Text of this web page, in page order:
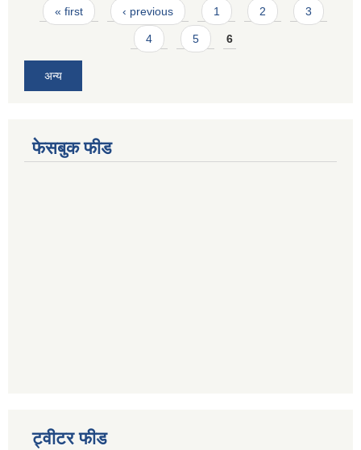
Pages
« first ‹ previous 1 2 3
4 5 6
अन्य
फेसबुक फीड
ट्वीटर फीड